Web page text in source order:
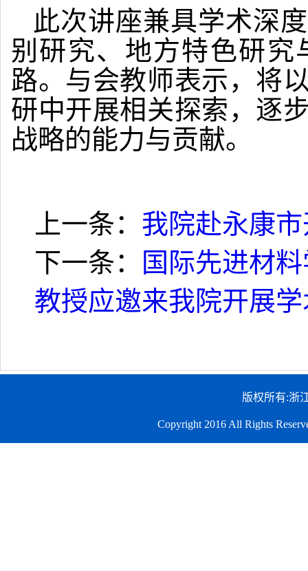
此次讲座兼具学术深
别研究、地方特色研
路。与会教师表示，将
研中开展相关探索，逐
战略的能力与贡献。
上一条： 我院赴永康
下一条：
国际先进材
教授应邀来我院开展
版权所有:浙
Copyright 2016 All Rights